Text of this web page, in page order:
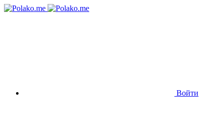
Войти